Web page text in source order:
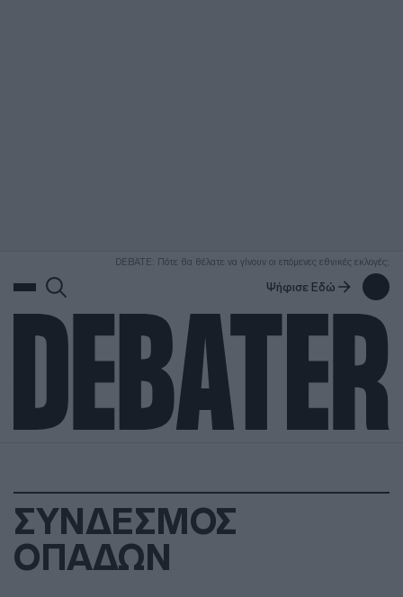
DEBATE: Πότε θα θέλατε να γίνουν οι επόμενες εθνικές εκλογές;
Ψήφισε Εδώ
ΣΥΝΔΕΣΜΟΣ
ΟΠΑΔΩΝ